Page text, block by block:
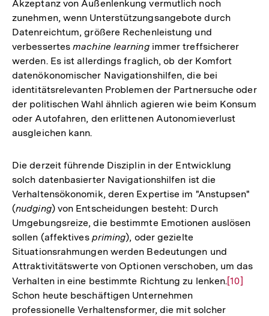
Akzeptanz von Außenlenkung vermutlich noch
zunehmen, wenn Unterstützungsangebote durch
Datenreichtum, größere Rechenleistung und
verbessertesmachine learningimmer treffsicherer
werden. Es ist allerdings fraglich, ob der Komfort
datenökonomischer Navigationshilfen, die bei
identitätsrelevanten Problemen der Partnersuche oder
der politischen Wahl ähnlich agieren wie beim Konsum
oder Autofahren, den erlittenen Autonomieverlust
ausgleichen kann.
Die derzeit führende Disziplin in der Entwicklung
solch datenbasierter Navigationshilfen ist die
Verhaltensökonomik, deren Expertise im "Anstupsen"
(nudging) von Entscheidungen besteht: Durch
Umgebungsreize, die bestimmte Emotionen auslösen
sollen (affektives priming), oder gezielte
Situationsrahmungen werden Bedeutungen und
Attraktivitätswerte von Optionen verschoben, um das
Verhalten in eine bestimmte Richtung zu lenken.Zur
[10]
Schon heute beschäftigen Unternehmen
professionelle Verhaltensformer, die mit solcher